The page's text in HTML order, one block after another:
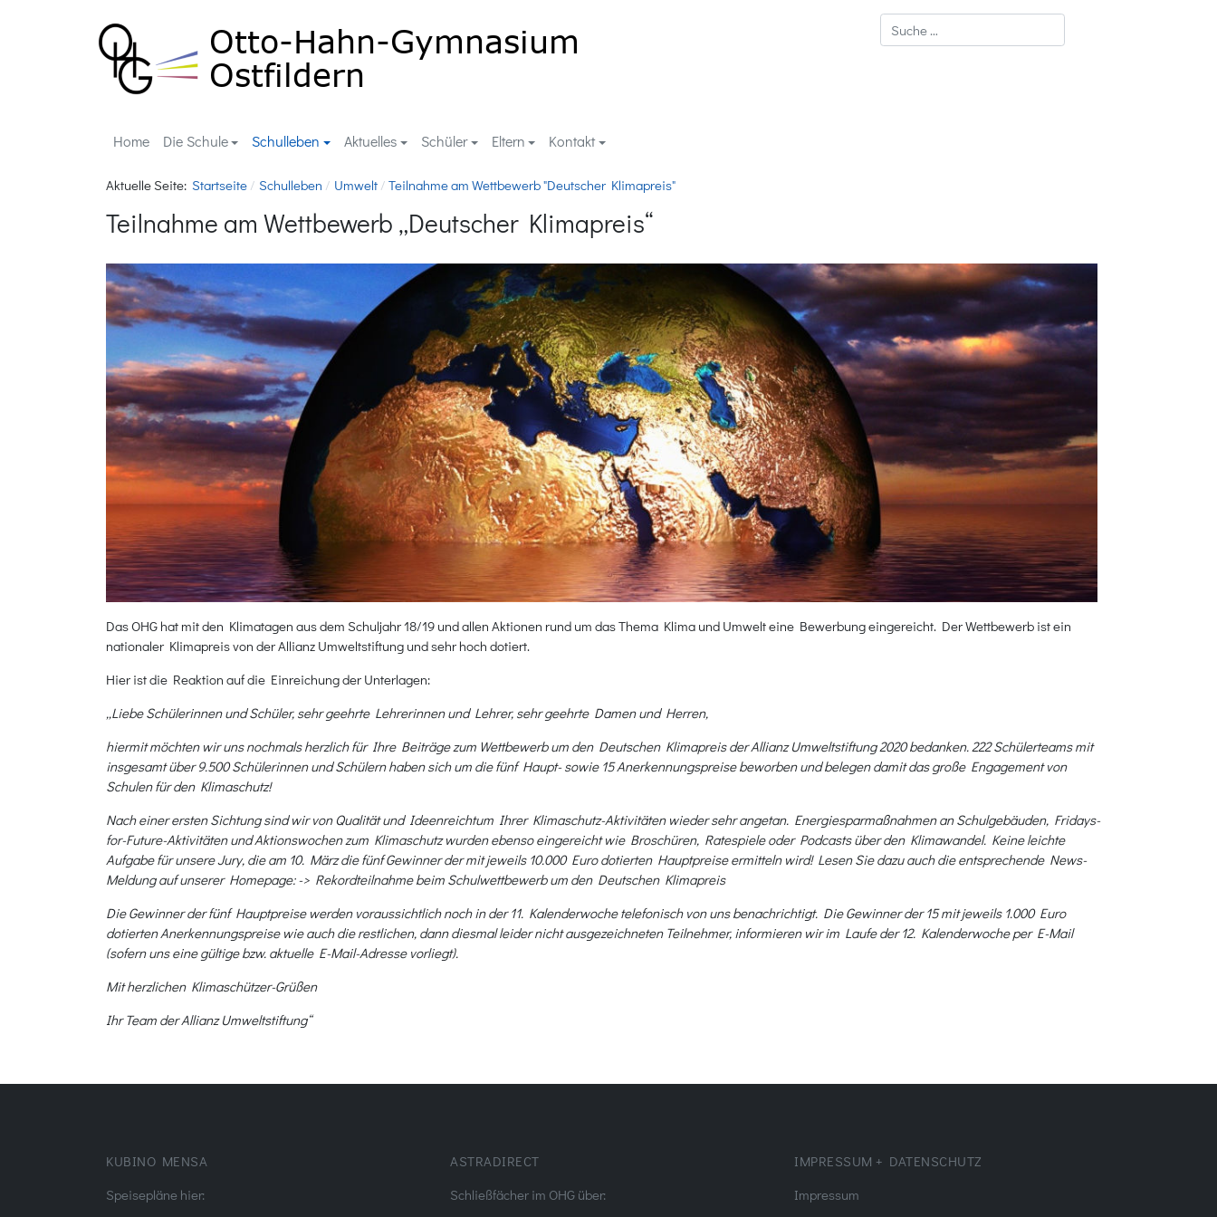
Suchen
Home Die Schule Schulleben Aktuelles Schüler Eltern Kontakt
Aktuelle Seite: Startseite Schulleben Umwelt Teilnahme am Wettbewerb "Deutscher Klimapreis"
Teilnahme am Wettbewerb „Deutscher Klimapreis“
Das OHG hat mit den Klimatagen aus dem Schuljahr 18/19 und allen Aktionen rund um das Thema Klima und Umwelt eine Bewerbung eingereicht. Der Wettbewerb ist ein
nationaler Klimapreis von der Allianz Umweltstiftung und sehr hoch dotiert.
Hier ist die Reaktion auf die Einreichung der Unterlagen:
„Liebe Schülerinnen und Schüler, sehr geehrte Lehrerinnen und Lehrer, sehr geehrte Damen und Herren,
hiermit möchten wir uns nochmals herzlich für Ihre Beiträge zum Wettbewerb um den Deutschen Klimapreis der Allianz Umweltstiftung 2020 bedanken. 222 Schülerteams mit
insgesamt über 9.500 Schülerinnen und Schülern haben sich um die fünf Haupt- sowie 15 Anerkennungspreise beworben und belegen damit das große Engagement von
Schulen für den Klimaschutz!
Nach einer ersten Sichtung sind wir von Qualität und Ideenreichtum Ihrer Klimaschutz-Aktivitäten wieder sehr angetan. Energiesparmaßnahmen an Schulgebäuden, Fridays-
for-Future-Aktivitäten und Aktionswochen zum Klimaschutz wurden ebenso eingereicht wie Broschüren, Ratespiele oder Podcasts über den Klimawandel. Keine leichte
Aufgabe für unsere Jury, die am 10. März die fünf Gewinner der mit jeweils 10.000 Euro dotierten Hauptpreise ermitteln wird! Lesen Sie dazu auch die entsprechende News-
Meldung auf unserer Homepage: -> Rekordteilnahme beim Schulwettbewerb um den Deutschen Klimapreis
Die Gewinner der fünf Hauptpreise werden voraussichtlich noch in der 11. Kalenderwoche telefonisch von uns benachrichtigt. Die Gewinner der 15 mit jeweils 1.000 Euro
dotierten Anerkennungspreise wie auch die restlichen, dann diesmal leider nicht ausgezeichneten Teilnehmer, informieren wir im Laufe der 12. Kalenderwoche per E-Mail
(sofern uns eine gültige bzw. aktuelle E-Mail-Adresse vorliegt).
Mit herzlichen Klimaschützer-Grüßen
Ihr Team der Allianz Umweltstiftung“
KUBINO MENSA
Speisepläne hier:
ASTRADIRECT
Schließfächer im OHG über:
IMPRESSUM + DATENSCHUTZ
Impressum